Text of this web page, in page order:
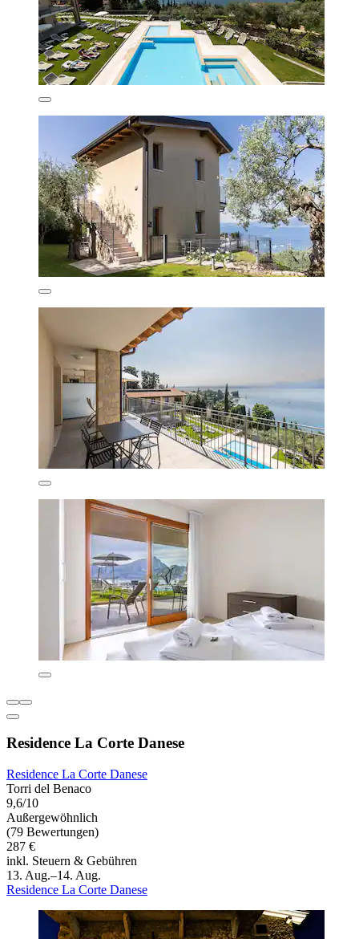
Residence La Corte Danese
Residence La Corte Danese
Torri del Benaco
9,6/10
Außergewöhnlich
(79 Bewertungen)
287 €
inkl. Steuern & Gebühren
13. Aug.–14. Aug.
Residence La Corte Danese